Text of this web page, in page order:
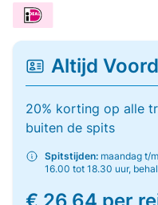
Altijd
20% korting op alle
buiten de spits
Spitstijden: maandag t/
16.00 tot 18.30 uur,